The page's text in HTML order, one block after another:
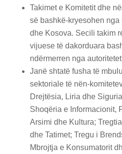
Takimet e Komitetit dhe
së bashkë-kryesohen
dhe Kosova. Secili takim
vijuese të dakorduara
ndërmerren nga
Janë shtatë fusha të
sektoriale të nën-
Drejtësia, Liria dhe
Shoqëria e Informacionit,
Arsimi dhe Kultura;
dhe Tatimet; Tregu i
Mbrojtja e Konsumatorit